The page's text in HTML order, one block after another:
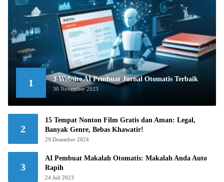
1 3 Website AI Pembuat Jurnal Otomatis Terbaik
30 November 2023
2
15 Tempat Nonton Film Gratis dan Aman: Legal,
Banyak Genre, Bebas Khawatir!
29 Desember 2024
3
AI Pembuat Makalah Otomatis: Makalah Anda Auto
Rapih
24 Juli 2023